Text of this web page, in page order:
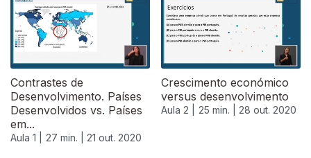
Contrastes de
Desenvolvimento. Países
Desenvolvidos vs. Países
em...
Aula 1 | 27 min. | 21 out. 2020
Crescimento económico
versus desenvolvimento
Aula 2 | 25 min. | 28 out. 2020